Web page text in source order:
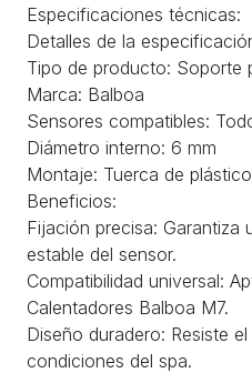
Especificaciones técnicas:
Detalles de la
Tipo de producto: Soporte
Marca: Balboa
Sensores compatibles:
Diámetro interno: 6 mm
Montaje: Tuerca de
Beneficios:
Fijación precisa: Garantiza
estable del sensor.
Compatibilidad universal:
Calentadores Balboa M7.
Diseño duradero: Resiste
condiciones del spa.